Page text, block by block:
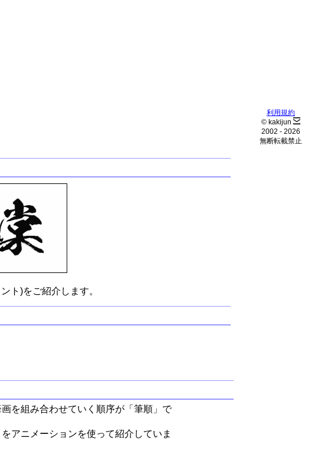
ト)をご紹介します。
を組み合わせていく順序が「筆順」で
アニメーションを使って紹介していま
利用規約
© kakijun
2002 - 2026
無断転載禁止